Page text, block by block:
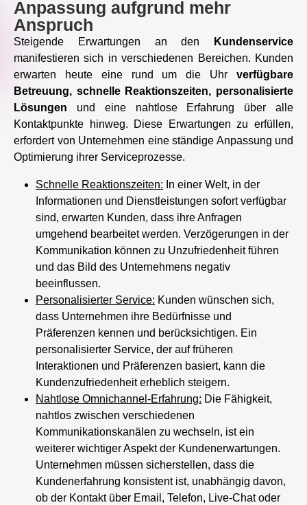
Anpassung aufgrund mehr
Anspruch
Steigende Erwartungen an den
Kundenservice
manifestieren sich in verschiedenen Bereichen. Kunden
erwarten heute eine rund um die Uhr verfügbare
Betreuung, schnelle Reaktionszeiten, personalisierte
Lösungen und eine nahtlose Erfahrung über alle
Kontaktpunkte hinweg. Diese Erwartungen zu erfüllen,
erfordert von Unternehmen eine ständige Anpassung und
Optimierung ihrer Serviceprozesse.
Schnelle Reaktionszeiten: In einer Welt, in der
Informationen und Dienstleistungen sofort verfügbar
sind, erwarten Kunden, dass ihre Anfragen
umgehend bearbeitet werden. Verzögerungen in der
Kommunikation können zu Unzufriedenheit führen
und das Bild des Unternehmens negativ
beeinflussen.
Personalisierter Service: Kunden wünschen sich,
dass Unternehmen ihre Bedürfnisse und
Präferenzen kennen und berücksichtigen. Ein
personalisierter Service, der auf früheren
Interaktionen und Präferenzen basiert, kann die
Kundenzufriedenheit erheblich steigern.
Nahtlose Omnichannel-Erfahrung: Die Fähigkeit,
nahtlos zwischen verschiedenen
Kommunikationskanälen zu wechseln, ist ein
weiterer wichtiger Aspekt der Kundenerwartungen.
Unternehmen müssen sicherstellen, dass die
Kundenerfahrung konsistent ist, unabhängig davon,
ob der Kontakt über Email, Telefon, Live-Chat oder